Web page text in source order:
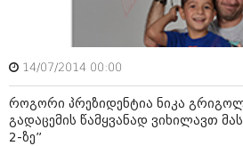
დეკემბერი 2010 (881)
ნოემბერი 2010 (422)
სექტემბერი 2010 (449)
აგვისტო 2010 (461)
ივლისი 2010 (556)
ივნისი 2010 (685)
14/07/2014 00:00
როგორი პრეზიდენტია ნიკა
გადაცემის წამყვანად ვიხილავთ
2-ზე”